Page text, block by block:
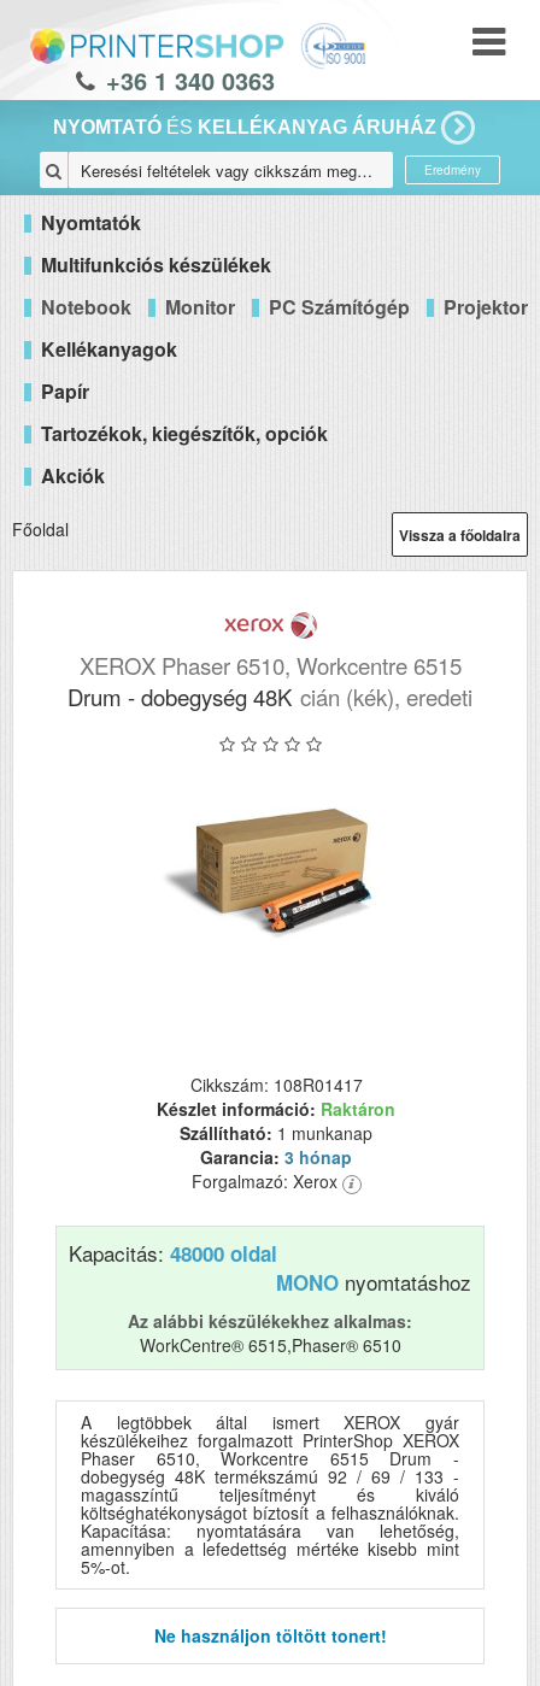
+36 1 340 0363
NYOMTATÓ ÉS KELLÉKANYAG ÁRUHÁZ
Eredmény
Nyomtatók
Multifunkciós készülékek
Notebook
Monitor PC Számítógép
Projektor
Kellékanyagok
Papír
Tartozékok, kiegészítők, opciók
Akciók
Vissza a főoldalra
Főoldal
XEROX Phaser 6510, Workcentre 6515
Drum - dobegység 48K cián (kék), eredeti
Cikkszám: 108R01417
Készlet információ: Raktáron
Szállítható: 1 munkanap
Garancia: 3 hónap
Forgalmazó: Xerox
Kapacitás: 48000 oldal
MONO nyomtatáshoz
Az alábbi készülékekhez alkalmas:
WorkCentre® 6515,Phaser® 6510
A legtöbbek által ismert XEROX gyár
készülékeihez forgalmazott PrinterShop XEROX
Phaser 6510, Workcentre 6515 Drum -
dobegység 48K termékszámú 92 / 69 / 133 -
magasszíntű teljesítményt és kiváló
költséghatékonyságot bíztosít a felhasználóknak.
Kapacítása: nyomtatására van lehetőség,
amennyiben a lefedettség mértéke kisebb mint
5%-ot.
Ne használjon töltött tonert!